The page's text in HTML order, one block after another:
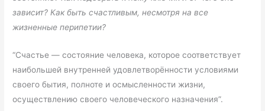
зависит? Как быть счастливым, несмотря на все
жизненные перипетии?
“Счастье — состояние человека, которое соответствует
наибольшей внутренней удовлетворённости условиями
своего бытия, полноте и осмысленности жизни,
осуществлению своего человеческого назначения”.